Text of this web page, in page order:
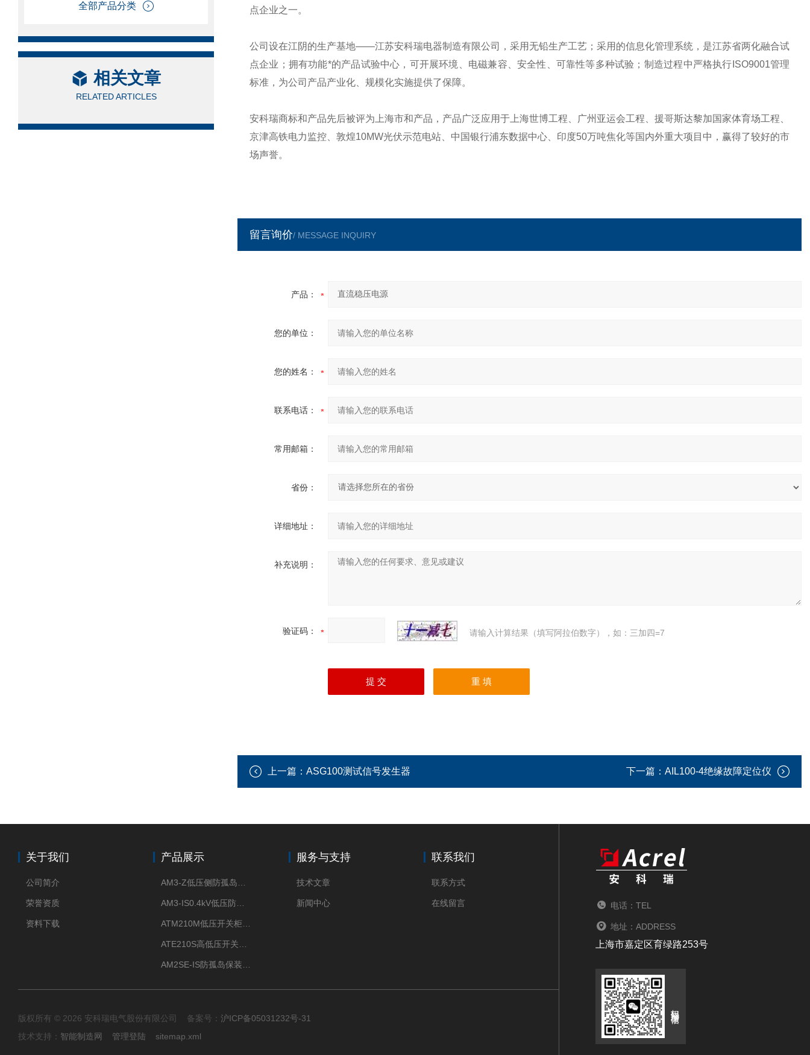
全部产品分类
相关文章
RELATED ARTICLES
点企业之一。
公司设在江阴的生产基地——江苏安科瑞电器制造有限公司，采用无铅生产工艺；采用的信息化管理系统，是江苏省两化融合试
点企业；拥有功能*的产品试验中心，可开展环境、电磁兼容、安全性、可靠性等多种试验；制造过程中严格执行ISO9001管理
标准，为公司产品产业化、规模化实施提供了保障。
安科瑞商标和产品先后被评为上海市和产品，产品广泛应用于上海世博工程、广州亚运会工程、援哥斯达黎加国家体育场工程、
京津高铁电力监控、敦煌10MW光伏示范电站、中国银行浦东数据中心、印度50万吨焦化等国内外重大项目中，赢得了较好的市
场声誉。
留言询价/ MESSAGE INQUIRY
产品：
您的单位：
您的姓名：
联系电话：
常用邮箱：
省份：
详细地址：
补充说明：
验证码： 请输入计算结果（填写阿拉伯数字），如：三加四=7
上一篇： ASG100测试信号发生器 下一篇： AIL100-4绝缘故障定位仪
关于我们
公司简介
荣誉资质
资料下载
产品展示 服务与支持
技术文章
新闻中心
联系我们
联系方式
在线留言
版权所有 © 2026 安科瑞电气股份有限公司 备案号： 沪ICP备05031232号-31
技术支持： 智能制造网 管理登陆 sitemap.xml
电话：TEL
地址：ADDRESS
上海市嘉定区育绿路253号